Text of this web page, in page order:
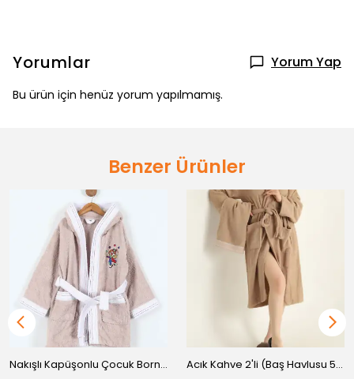
Yorumlar Yorum Yap
Bu ürün için henüz yorum yapılmamış.
Benzer Ürünler
Nakışlı Kapüşonlu Çocuk Bornoz Acık Kahve 2'li (Baş Havlusu 50x90 Havlu + Bornoz )